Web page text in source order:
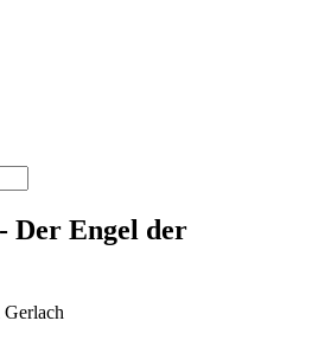
Der Engel der